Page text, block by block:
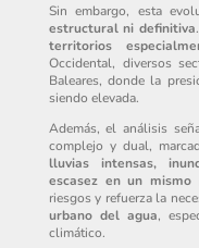
Sin embargo, esta
estructural ni definitiva
territorios
Occidental, diversos
Baleares, donde la
siendo elevada.
Además, el análisis
complejo y dual,
lluvias intensas,
escasez en un mismo
riesgos y refuerza la
urbano del agua,
climático.